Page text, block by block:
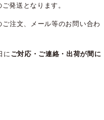
発送となります。
注文、メール等のお問い合わ
に ご対応・ご連絡・出荷が間に